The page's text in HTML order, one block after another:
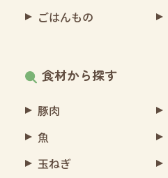
ごはんもの
食材から探す
豚肉
魚
玉ねぎ